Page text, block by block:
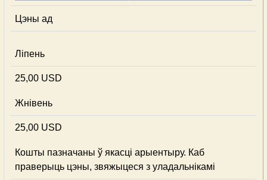
Цэны ад
Ліпень
25,00 USD
Жнівень
25,00 USD
Кошты пазначаны ў якасці арыентыру. Каб
праверыць цэны, звяжыцеся з уладальнікамі